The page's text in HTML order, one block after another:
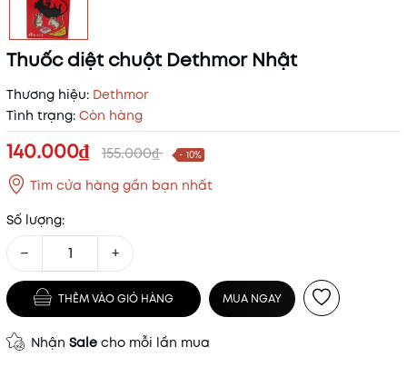
Thuốc diệt chuột Dethmor Nhật
Thương hiệu: Dethmor
Tình trạng: Còn hàng
140.000₫ 155.000₫ - 10%
Tìm cửa hàng gần bạn nhất
Số lượng:
− +
THÊM VÀO GIỎ HÀNG MUA NGAY
Nhận Sale cho mỗi lần mua